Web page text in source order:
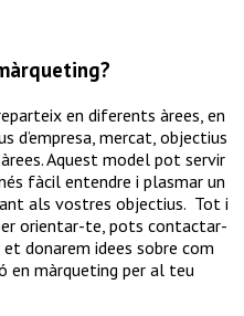
en diferents àrees, en
d’empresa, mercat, objectius
Aquest model pot servir
fàcil entendre i plasmar un
als vostres objectius. Tot i
orientar-te, pots contactar-
donarem idees sobre com
en màrqueting per al teu